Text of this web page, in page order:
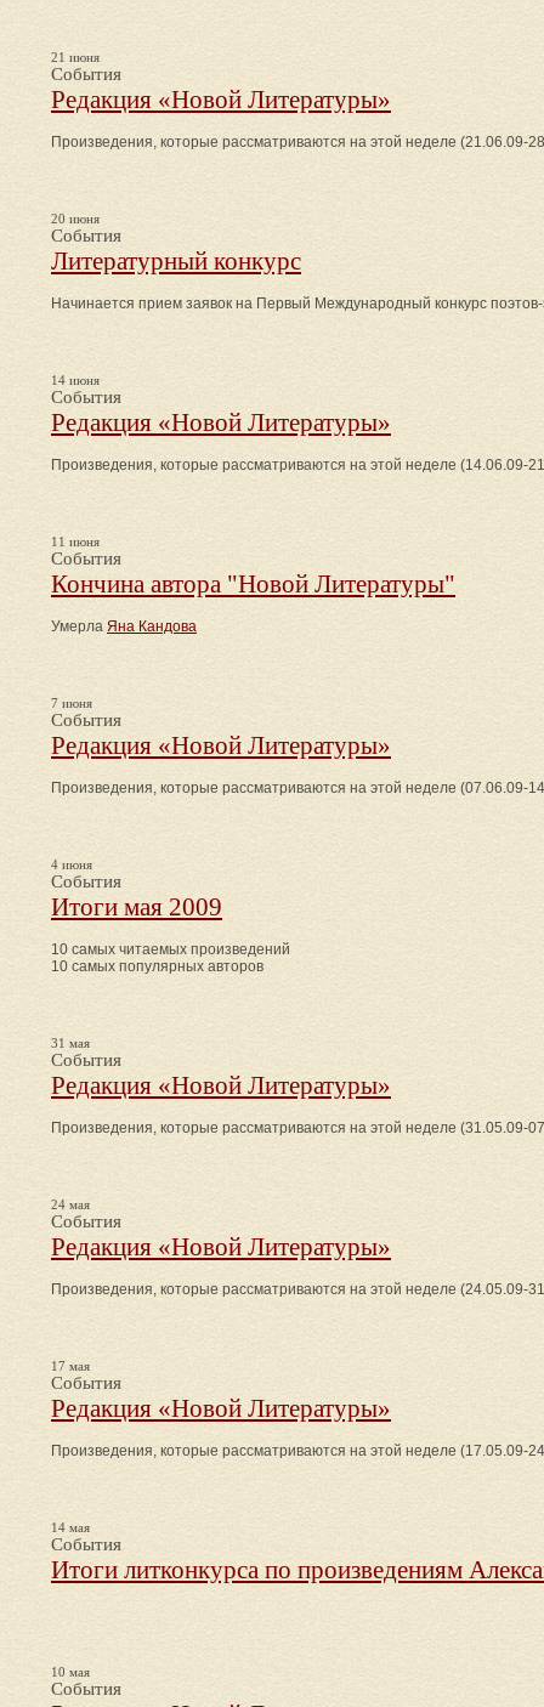
21 июня
События
Редакция «Новой Литературы»
Произведения, которые рассматриваются на этой неделе (21.06.09-
20 июня
События
Литературный конкурс
Начинается прием заявок на Первый Международный конкурс поэтов-
14 июня
События
Редакция «Новой Литературы»
Произведения, которые рассматриваются на этой неделе (14.06.09-
11 июня
События
Кончина автора "Новой Литературы"
Умерла Яна Кандова
7 июня
События
Редакция «Новой Литературы»
Произведения, которые рассматриваются на этой неделе (07.06.09-
4 июня
События
Итоги мая 2009
10 самых читаемых произведений
10 самых популярных авторов
31 мая
События
Редакция «Новой Литературы»
Произведения, которые рассматриваются на этой неделе (31.05.09-
24 мая
События
Редакция «Новой Литературы»
Произведения, которые рассматриваются на этой неделе (24.05.09-
17 мая
События
Редакция «Новой Литературы»
Произведения, которые рассматриваются на этой неделе (17.05.09-
14 мая
События
Итоги литконкурса по произведениям
10 мая
События